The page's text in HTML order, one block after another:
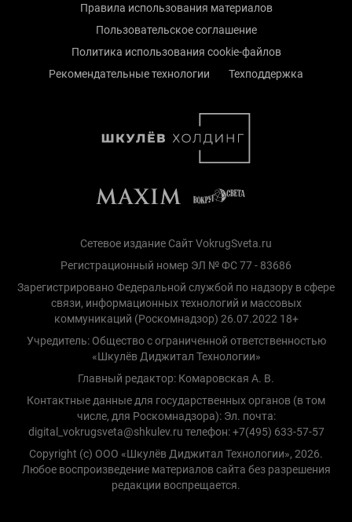
Правила использования материалов
Пользовательское соглашение
Политика использования cookie-файлов
Рекомендательные технологии
Техподдержка
Сетевое издание Сайт VokrugSveta.ru
Регистрационный номер ЭЛ № ФС 77 - 83686
Зарегистрировано Федеральной службой по надзору в сфере
связи, информационных технологий и массовых
коммуникаций (Роскомнадзор) 26.07.2022 18+
Учредитель: Общество с ограниченной ответственностью
«Шкулёв Диджитал Технологии»
Главный редактор: Комаровская А. В.
Контактные данные для государственных органов (в том
числе, для Роскомнадзора): Эл. почта:
digital_vokrugsveta@shkulev.ru телефон: +7(495) 633-57-57
Copyright (с) ООО «Шкулёв Диджитал Технологии», 2026.
Любое воспроизведение материалов сайта без разрешения
редакции воспрещается.